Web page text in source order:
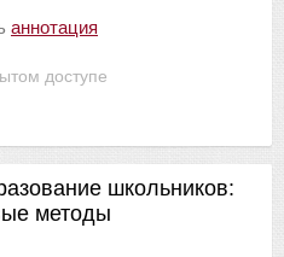
доступе
аннотация
школьников:
методы